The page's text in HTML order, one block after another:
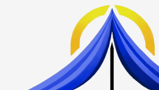
Envíos gratis desde $500.000 en Santiago
Totem
Totem